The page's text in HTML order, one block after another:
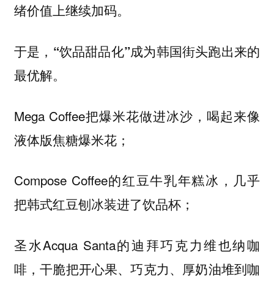
绪价值上继续加码。
于是， “饮品甜品化”成为韩国街头跑出来的
最优解。
Mega Coffee把爆米花做进冰沙，喝起来像
液体版焦糖爆米花；
Compose Coffee的红豆牛乳年糕冰，几乎
把韩式红豆刨冰装进了饮品杯；
圣水Acqua Santa的迪拜巧克力维也纳咖
啡，干脆把开心果、巧克力、厚奶油堆到咖